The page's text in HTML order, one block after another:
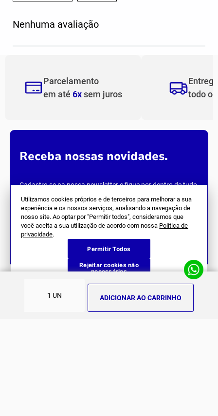
Utilizamos cookies próprios e de terceiros para melhorar a sua
experiência e os nossos serviços, analisando a navegação de
nosso site. Ao optar por "Permitir todos", consideramos que
você aceita a sua utilização de acordo com nossa Política de
privacidade.
Permitir Todos
Rejeitar cookies não
necessários
Nenhuma avaliação
ADICIONAR AO CARRINHO
Parcelamento
em até 6xsem juros
todo o
Receba nossas novidades.
Cadastre-se na nossa newsletter e fique por dentro de tudo
que acontece na
Joma .